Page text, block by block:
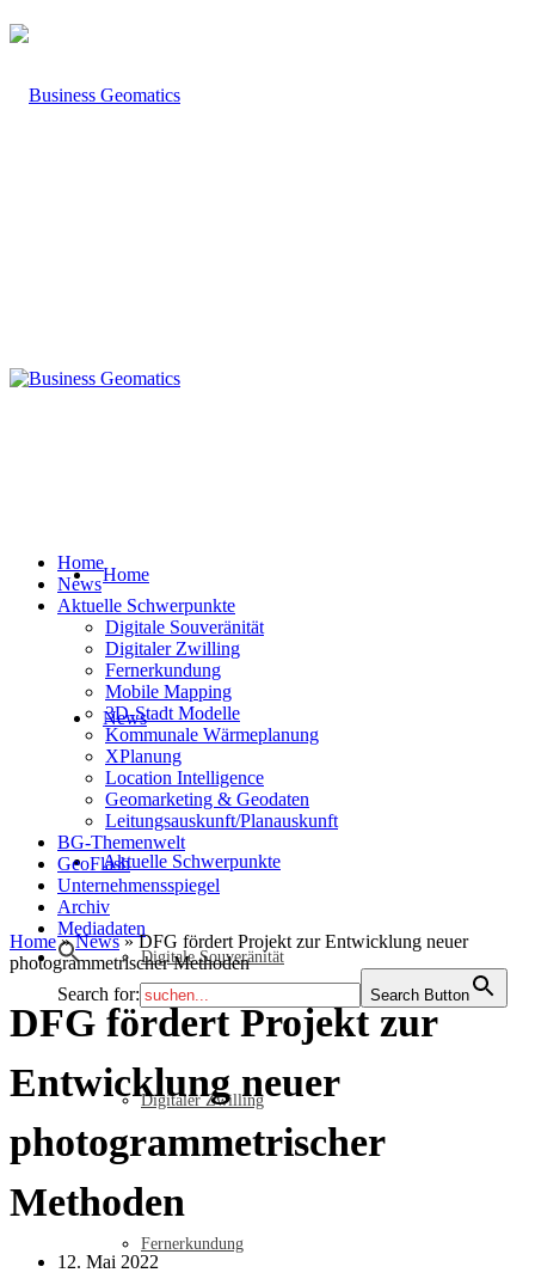
Home
News
Aktuelle Schwerpunkte
Digitale Souveränität
Digitaler Zwilling
Fernerkundung
Home
News
Aktuelle Schwerpunkte
Digitale Souveränität
Digitaler Zwilling
Fernerkundung
Mobile Mapping
3D-Stadt Modelle
Kommunale Wärmeplanung
XPlanung
Location Intelligence
Geomarketing & Geodaten
Leitungsauskunft/Planauskunft
BG-Themenwelt
GeoFlash
Unternehmensspiegel
Archiv
Mediadaten
Search for: Search Button
Home»News»DFG fördert Projekt zur Entwicklung neuer
photogrammetrischer Methoden
DFG fördert Projekt zur
Entwicklung neuer
photogrammetrischer
Methoden
12. Mai 2022